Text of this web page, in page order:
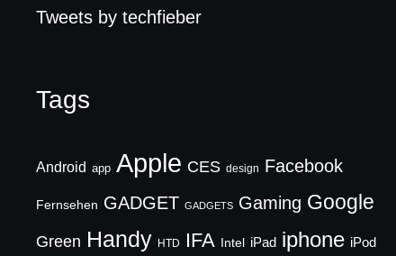
Tweets by techfieber
Tags
Android app Apple CES design Facebook
Fernsehen GADGET GADGETS Gaming Google
Green Handy HTD IFA Intel iPad iphone iPod